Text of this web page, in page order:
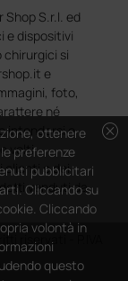
S.r.l. ed
e dispositivi
chirurgici si
e
foto,
né
intendersi e
volti
clienti e dei
venduti da
riservati - P.IVA
cancel
ottenere
preferenze
pubblicitari
Cliccando su
Cliccando
volontà in
questo